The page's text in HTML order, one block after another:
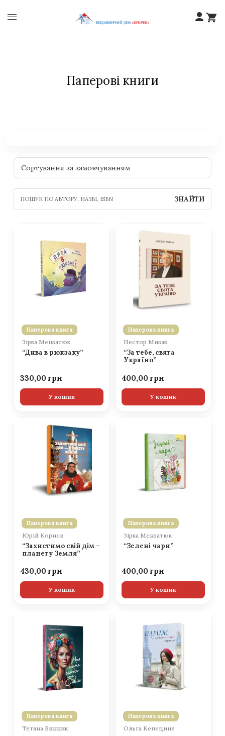
Паперові книги
ЗНАЙТИ
Паперова книга
Зірка Мензатюк
“Дива в рюкзаку”
330,00
У кошик
Паперова книга
Нестор Мизак
“За тебе, свята
Україно”
400,00
У кошик
Паперова книга
Юрій Корнєв
“Захистимо свій дім –
планету Земля”
430,00
У кошик
Паперова книга
Зірка Мензатюк
“Зелені чари”
400,00
У кошик
Паперова книга
Тетяна Винник
Паперова книга
Ольга Кепецине